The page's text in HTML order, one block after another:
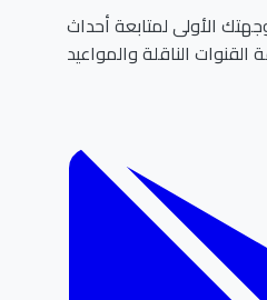
لمتابعة أحداث
الناقلة والمواعيد